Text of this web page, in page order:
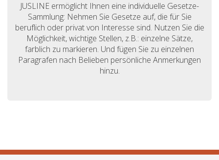
JUSLINE ermöglicht Ihnen eine individuelle Gesetze-
Sammlung: Nehmen Sie Gesetze auf, die für Sie
beruflich oder privat von Interesse sind. Nutzen Sie die
Möglichkeit, wichtige Stellen, z.B.: einzelne Sätze,
farblich zu markieren. Und fügen Sie zu einzelnen
Paragrafen nach Belieben persönliche Anmerkungen
hinzu.